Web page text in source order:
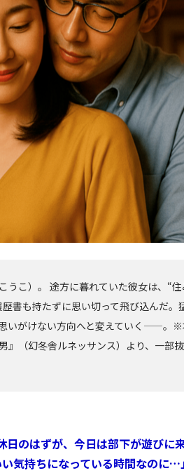
うこ）。 途方に暮れていた彼女は、“
書も持たずに思い切って飛び込んだ。
いがけない方向へと変えていく——。※
』（幻冬舎ルネッサンス）より、一部
日のはずが、今日は部下が遊びに
気持ちになっている時間なのに…」